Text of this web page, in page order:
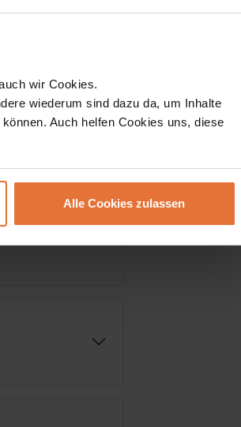
wir Cookies.
wiederum sind dazu da, um Inhalte
Auch helfen Cookies uns, diese
Alle Cookies zulassen